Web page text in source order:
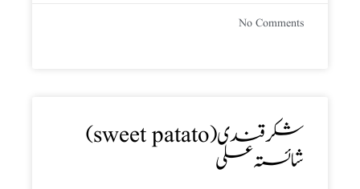
No Comments
شکر قندی(sweet patato)
شائستہ علی